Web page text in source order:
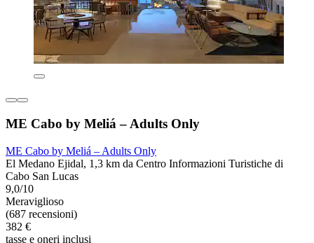
ME Cabo by Meliá – Adults Only
ME Cabo by Meliá – Adults Only
El Medano Ejidal, 1,3 km da Centro Informazioni Turistiche di
Cabo San Lucas
9,0/10
Meraviglioso
(687 recensioni)
382 €
tasse e oneri inclusi